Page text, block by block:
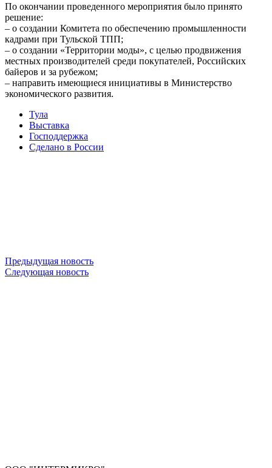
По окончании проведенного мероприятия было принято
решение:
– о создании Комитета по обеспечению промышленности
кадрами при Тульской ТПП;
– о создании «Территории моды», с целью продвижения
местных производителей среди покупателей, Российских
байеров и за рубежом;
– направить имеющиеся инициативы в Министерство
экономического развития.
Тула
Выставка
Господдержка
Сделано в России
Предыдущая новость
Следующая новость